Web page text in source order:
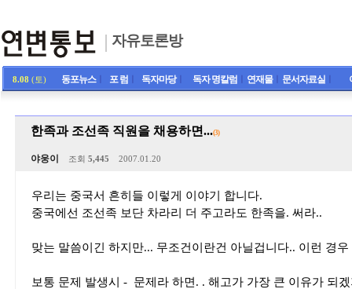
자유토론방
8.08 (토) 동포뉴스ㅣ 포 럼 독자마당ㅣ 독자 명칼럼 연재물ㅣ 문서자료실
한족과 조선족 직원을 채용하면...(3)
야웅이 조회 5,445 2007.01.20
우리는 중국서 흔히들 이렇게 이야기 합니다.
중국에선 조선족 보단 차라리 더 주고라도 한족을. 써라..
맞는 말씀이긴 하지만... 무조건이란건 아닐겁니다.. 이런 경우
보통 문제 발생시 - 문제라 하면. . 해고가 가장 큰 이유가 되